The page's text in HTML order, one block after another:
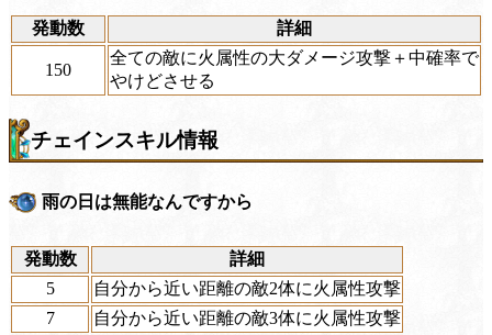
発動数 詳細
150
全ての敵に火属性の大ダメージ攻撃＋中確率で
やけどさせる
チェインスキル情報
雨の日は無能なんですから
発動数
詳細
5
自分から近い距離の敵2体に火属性攻撃
7
自分から近い距離の敵3体に火属性攻撃